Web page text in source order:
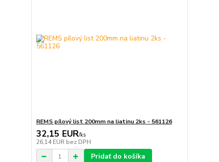
REMS pílový list 200mm na liatinu 2ks - 561126
32,15 EUR/ks
26,14 EUR bez DPH
Pridať do košíka